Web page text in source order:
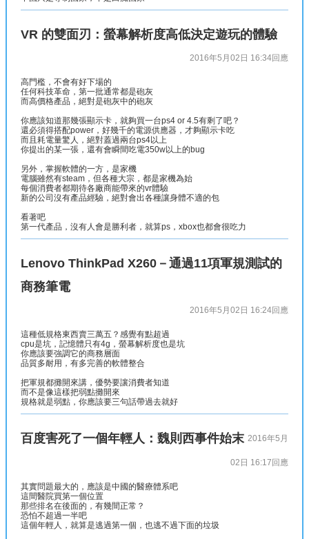
VR 的雙面刃：螢幕解析度高低決定遊玩的體驗
2016年5月02日 16:34回應
高門檻，不會有好下場的
任何科技革命，第一批通常都是砲灰
而高價格產品，絕對是砲灰中的砲灰
你應該知道那幾張顯示卡，就夠買一台ps4 or 4.5有剩了吧？
還必須得搭配power，好幾千的電源供應器，才夠顯示卡吃
而且耗電量驚人，絕對蓋過兩台ps4以上
你提出的某一張，還有會瞬間吃電350w以上的bug
另外，掌握軟體的一方，是家機
電腦雖然有steam，但各種大宗，都是家機為始
每個消費者都期待各廠商能帶來的vr體驗
新的公司沒有產品經驗，絕對會出各種讓身體不適的包
看著吧
第一代產品，沒有人會是勝利者，就算ps，xbox也都會很吃力
Lenovo ThinkPad X260－通過11項軍規測試的
商務筆電
2016年5月02日 16:24回應
這種低規格東西賣三萬五？感覺有點超過
cpu是坑，記憶體只有4g，螢幕解析度也是坑
你應該要強調它的商務層面
品質多耐用，有多完善的軟體整合
把軍規都攤開來講，優勢要讓消費者知道
而不是像這樣把弱點攤開來
規格就是弱點，你應該要三句話帶過去就好
百度害死了一個年輕人：魏則西事件始末 2016年5月
02日 16:17 回應
其實問題最大的，應該是中國的醫療體系吧
這間醫院買第一個位置
那些排名在後面的，有幾間正常？
恐怕不超過一半吧
這個年輕人，就算是逃過第一個，也逃不過下面的垃圾